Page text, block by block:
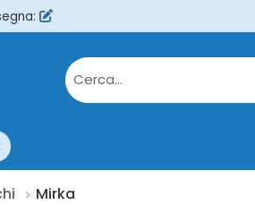
Mirka